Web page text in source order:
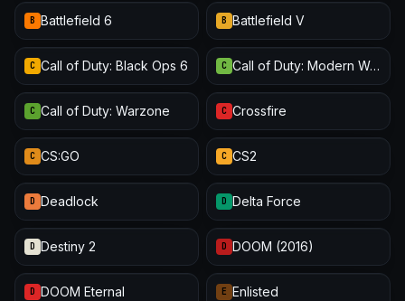
B Battlefield 6 B Battlefield V
C Call of Duty: Black Ops 6 C Call of Duty: Modern Warfare III
C Call of Duty: Warzone C Crossfire
C CS:GO C CS2
D Deadlock D Delta Force
D Destiny 2 D DOOM (2016)
D DOOM Eternal E Enlisted